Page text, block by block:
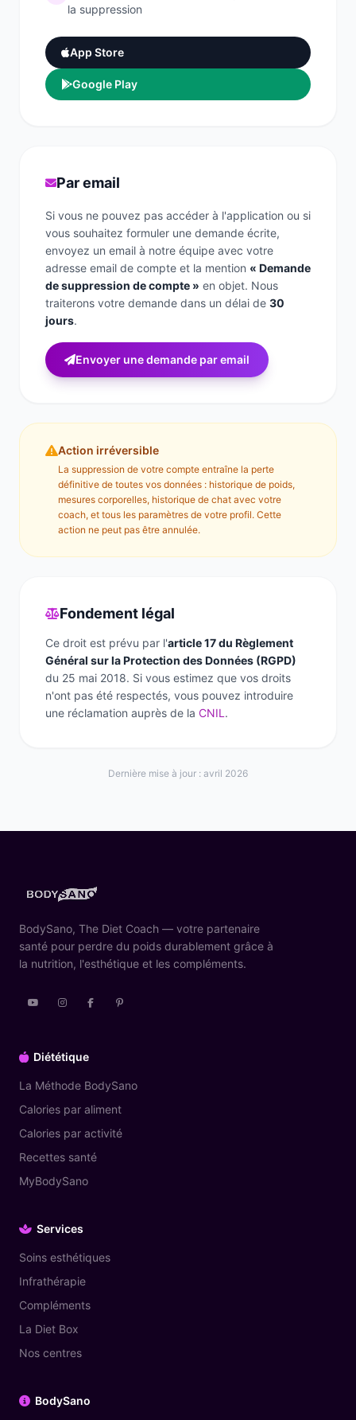
Bilan diététique
la suppression
App Store
Google Play
Par email
Si vous ne pouvez pas accéder à l'application ou si
vous souhaitez formuler une demande écrite,
envoyez un email à notre équipe avec votre
adresse email de compte et la mention « Demande
de suppression de compte » en objet. Nous
traiterons votre demande dans un délai de 30
jours.
Envoyer une demande par email
Action irréversible
La suppression de votre compte entraîne la perte
définitive de toutes vos données : historique de poids,
mesures corporelles, historique de chat avec votre
coach, et tous les paramètres de votre profil. Cette
action ne peut pas être annulée.
Fondement légal
Ce droit est prévu par l'article 17 du Règlement
Général sur la Protection des Données (RGPD)
du 25 mai 2018. Si vous estimez que vos droits
n'ont pas été respectés, vous pouvez introduire
une réclamation auprès de la CNIL .
Dernière mise à jour : avril 2026
BodySano, The Diet Coach — votre partenaire
santé pour perdre du poids durablement grâce à
la nutrition, l'esthétique et les compléments.
Diététique
La Méthode BodySano
Calories par aliment
Calories par activité
Recettes santé
MyBodySano
Services
Soins esthétiques
Infrathérapie
Compléments
La Diet Box
Nos centres
BodySano